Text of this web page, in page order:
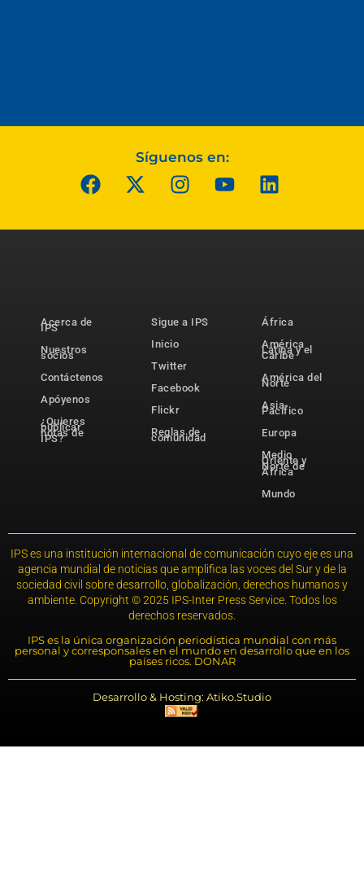
Síguenos en:
Acerca de
IPS
Nuestros
socios
Contáctenos
Apóyenos
¿Quieres
publicar
notas de
IPS?
Sigue a IPS
Inicio
Twitter
Facebook
Flickr
Reglas de
comunidad
África
América
Latina y el
Caribe
América del
Norte
Asia-
Pacífico
Europa
Medio
Oriente y
Norte de
África
Mundo
IPS es una institución internacional de comunicación cuyo eje es una
agencia mundial de noticias que amplifica las voces del Sur y de la
sociedad civil sobre desarrollo, globalización, derechos humanos y
ambiente. Copyright © 2025 IPS-Inter Press Service. Todos los
derechos reservados.
IPS es la única organización periodística mundial con más
personal y corresponsales en el mundo en desarrollo que en los
países ricos. DONAR
Desarrollo & Hosting: Atiko.Studio